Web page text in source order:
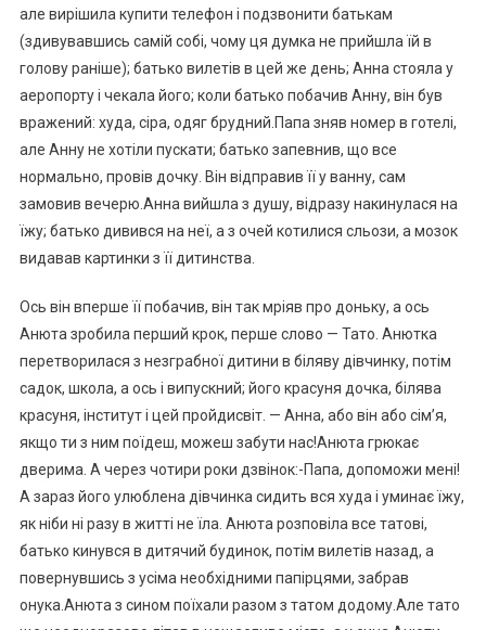
але вирішила купити телефон і подзвонити батькам
(здивувавшись самій собі, чому ця думка не прийшла їй в
голову раніше); батько вилетів в цей же день; Анна стояла у
аеропорту і чекала його; коли батько побачив Анну, він був
вражений: худа, сіра, одяг брудний.Папа зняв номер в готелі,
але Анну не хотіли пускати; батько запевнив, що все
нормально, провів дочку. Він відправив її у ванну, сам
замовив вечерю.Анна вийшла з душу, відразу накинулася на
їжу; батько дивився на неї, а з очей котилися сльози, а мозок
видавав картинки з її дитинства.
Ось він вперше її побачив, він так мріяв про доньку, а ось
Анюта зробила перший крок, перше слово — Тато. Анютка
перетворилася з незграбної дитини в біляву дівчинку, потім
садок, школа, а ось і випускний; його красуня дочка, білява
красуня, інститут і цей пройдисвіт. — Анна, або він або сім’я,
якщо ти з ним поїдеш, можеш забути нас!Анюта грюкає
дверима. А через чотири роки дзвінок:-Папа, допоможи мені!
А зараз його улюблена дівчинка сидить вся худа і уминає їжу,
як ніби ні разу в житті не їла. Анюта розповіла все татові,
батько кинувся в дитячий будинок, потім вилетів назад, а
повернувшись з усіма необхідними папірцями, забрав
онука.Анюта з сином поїхали разом з татом додому.Але тато